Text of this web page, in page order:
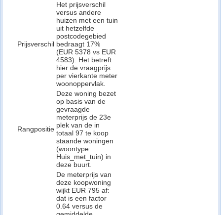
Prijsverschil
Het prijsverschil
versus andere
huizen met een tuin
uit hetzelfde
postcodegebied
bedraagt 17%
(EUR 5378 vs EUR
4583). Het betreft
hier de vraagprijs
per vierkante meter
woonoppervlak.
Rangpositie
Deze woning bezet
op basis van de
gevraagde
meterprijs de 23e
plek van de in
totaal 97 te koop
staande woningen
(woontype:
Huis_met_tuin) in
deze buurt.
De meterprijs van
deze koopwoning
wijkt EUR 795 af:
dat is een factor
0.64 versus de